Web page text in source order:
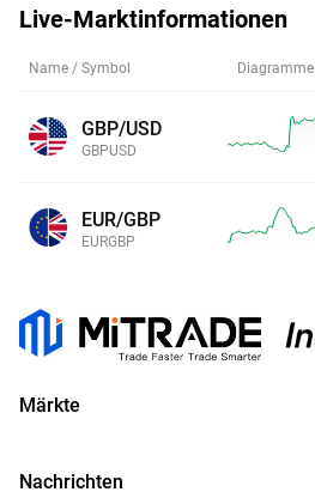
Live-Marktinformationen
Name / Symbol Diagramme
GBP/USD
GBPUSD
EUR/GBP
EURGBP
Märkte
Nachrichten